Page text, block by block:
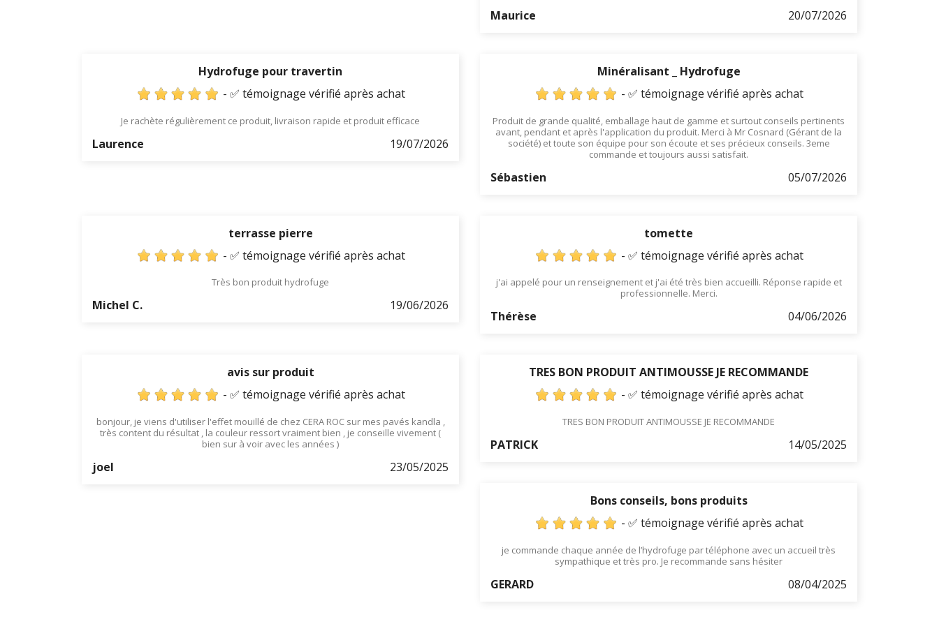
Maurice 20/07/2026
Hydrofuge pour travertin
- ✅ témoignage vérifié après achat
Je rachète régulièrement ce produit, livraison rapide et produit efficace
Laurence 19/07/2026
Minéralisant _ Hydrofuge
- ✅ témoignage vérifié après achat
Produit de grande qualité, emballage haut de gamme et surtout conseils pertinents
avant, pendant et après l'application du produit. Merci à Mr Cosnard (Gérant de la
société) et toute son équipe pour son écoute et ses précieux conseils. 3eme
commande et toujours aussi satisfait.
Sébastien 05/07/2026
terrasse pierre
- ✅ témoignage vérifié après achat
Très bon produit hydrofuge
Michel C. 19/06/2026
tomette
- ✅ témoignage vérifié après achat
j'ai appelé pour un renseignement et j'ai été très bien accueilli. Réponse rapide et
professionnelle. Merci.
Thérèse 04/06/2026
avis sur produit
- ✅ témoignage vérifié après achat
bonjour, je viens d'utiliser l'effet mouillé de chez CERA ROC sur mes pavés kandla ,
très content du résultat , la couleur ressort vraiment bien , je conseille vivement (
bien sur à voir avec les années )
joel 23/05/2025
TRES BON PRODUIT ANTIMOUSSE JE RECOMMANDE
- ✅ témoignage vérifié après achat
TRES BON PRODUIT ANTIMOUSSE JE RECOMMANDE
PATRICK 14/05/2025
Bons conseils, bons produits
- ✅ témoignage vérifié après achat
je commande chaque année de l’hydrofuge par téléphone avec un accueil très
sympathique et très pro. Je recommande sans hésiter
GERARD 08/04/2025